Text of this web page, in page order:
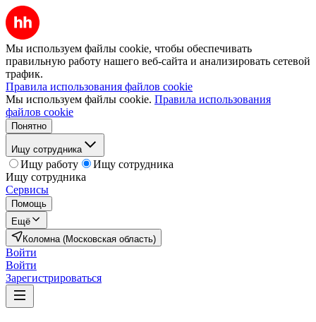
Мы используем файлы cookie, чтобы обеспечивать
правильную работу нашего веб-сайта и анализировать сетевой
трафик.
Правила использования файлов cookie
Мы используем файлы cookie. Правила использования
файлов cookie
Понятно
Ищу сотрудника
Ищу работу
Ищу сотрудника
Ищу сотрудника
Сервисы
Помощь
Ещё
Коломна (Московская область)
Войти
Войти
Зарегистрироваться